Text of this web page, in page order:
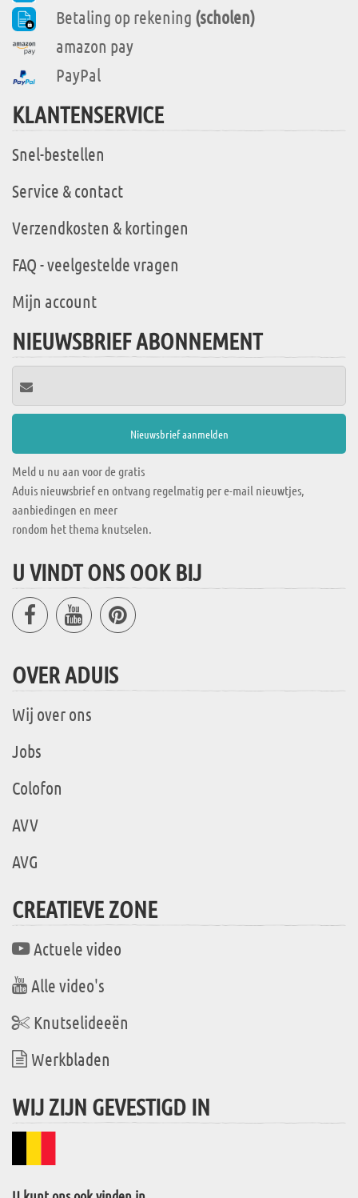
Betaling op rekening (scholen)
amazon pay
PayPal
KLANTENSERVICE
Snel-bestellen
Service & contact
Verzendkosten & kortingen
FAQ - veelgestelde vragen
Mijn account
NIEUWSBRIEF ABONNEMENT
Meld u nu aan voor de gratis
Aduis nieuwsbrief en ontvang regelmatig per e-mail nieuwtjes,
aanbiedingen en meer
rondom het thema knutselen.
U VINDT ONS OOK BIJ
OVER ADUIS
Wij over ons
Jobs
Colofon
AVV
AVG
CREATIEVE ZONE
Actuele video
Alle video's
Knutselideeën
Werkbladen
WIJ ZIJN GEVESTIGD IN